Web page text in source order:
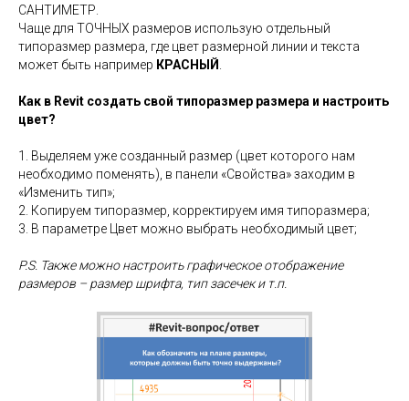
САНТИМЕТР.
Чаще для ТОЧНЫХ размеров использую отдельный
типоразмер размера, где цвет размерной линии и текста
может быть например КРАСНЫЙ
Как в Revit создать свой типоразмер размера и настроить
цвет?
1. Выделяем уже созданный размер (цвет которого нам
необходимо поменять), в панели «Свойства» заходим в
«Изменить тип»;
2. Копируем типоразмер, корректируем имя типоразмера;
3. В параметре Цвет можно выбрать необходимый цвет;
P.S. Также можно настроить графическое отображение
размеров – размер шрифта, тип засечек и т.п.